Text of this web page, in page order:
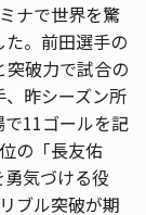
ナで世界を驚
。前田選手の
破力で試合の
昨シーズン所
11ゴールを記
の「長友佑
気づける役
ブル突破が期